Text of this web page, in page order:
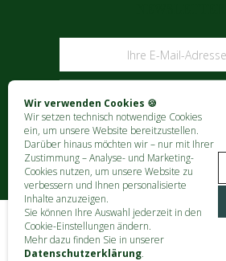
Wir verwenden Cookies 🍪
Wir setzen technisch notwendige Cookies
ein, um unsere Website bereitzustellen.
Darüber hinaus möchten wir – nur mit Ihrer
Zustimmung – Analyse- und Marketing-
Cookies nutzen, um unsere Website zu
verbessern und Ihnen personalisierte
Inhalte anzuzeigen.
Sie können Ihre Auswahl jederzeit in den
Cookie-Einstellungen ändern.
Mehr dazu finden Sie in unserer
Datenschutzerklärung.
KONTAKT